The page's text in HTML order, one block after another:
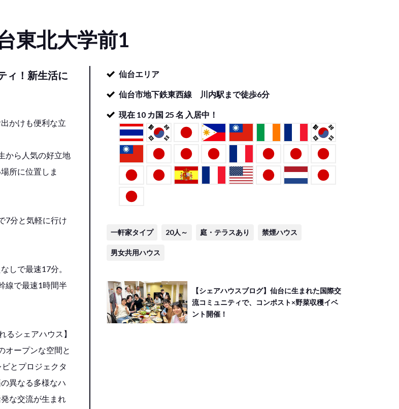
東北大学前1
ィ！新生活に
かけも便利な立
から人気の好立地
所に位置しま
7分と気軽に行け
しで最速17分。
線で最速1時間半
るシェアハウス】
オープンな空間と
とプロジェクタ
異なる多様なハ
な交流が生まれ
仙台エリア
仙台市地下鉄東西線 川内駅まで徒歩6分
現在 10 カ国 25名 入居中！
一軒家タイプ 20人～ 庭・テラスあり 禁煙ハウス
男女共用ハウス
【シェアハウスブログ】仙台に生まれた国際交
流コミュニティで、コンポスト×野菜収穫イベ
ント開催！